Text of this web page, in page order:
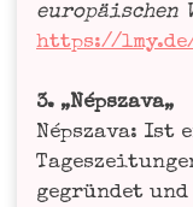
euro­päi­schen
https://lmy.de/
3. „Néps­za­va„
Néps­za­va: Ist
gegrün­det